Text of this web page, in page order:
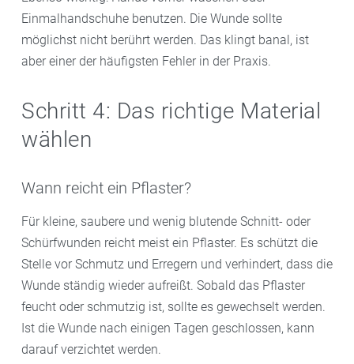
Einmalhandschuhe benutzen. Die Wunde sollte
möglichst nicht berührt werden. Das klingt banal, ist
aber einer der häufigsten Fehler in der Praxis.
Schritt 4: Das richtige Material
wählen
Wann reicht ein Pflaster?
Für kleine, saubere und wenig blutende Schnitt- oder
Schürfwunden reicht meist ein Pflaster. Es schützt die
Stelle vor Schmutz und Erregern und verhindert, dass die
Wunde ständig wieder aufreißt. Sobald das Pflaster
feucht oder schmutzig ist, sollte es gewechselt werden.
Ist die Wunde nach einigen Tagen geschlossen, kann
darauf verzichtet werden.